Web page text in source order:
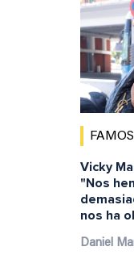
Vicky
"Nos
nos ha
Daniel